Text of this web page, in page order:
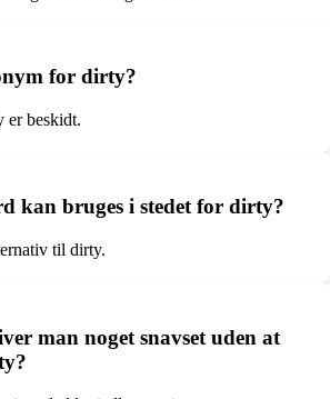
for dirty?
er beskidt.
kan bruges i stedet for dirty?
til dirty.
man noget snavset uden at